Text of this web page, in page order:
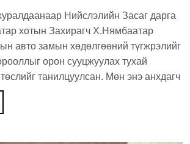
ar
e
Нийслэлийн Засаг дарга
хотын Захирагч Х.Нямбаатар
авто замын хөдөлгөөний түгжрэлийг
орон сууцжуулах тухай
танилцуулсан. Мөн энэ анхдагч